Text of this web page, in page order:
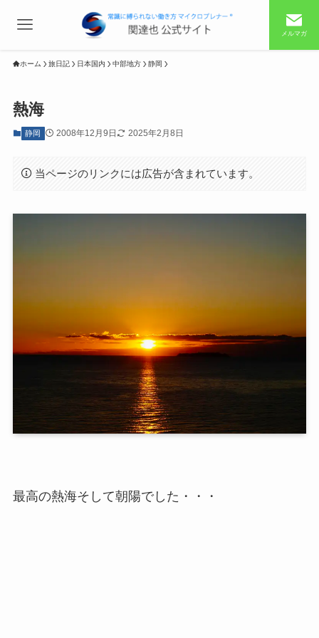
メルマガ
ホーム 旅日記 日本国内 中部地方 静岡
熱海
静岡 2008年12月9日 2025年2月8日
当ページのリンクには広告が含まれています。
最高の熱海そして朝陽でした・・・